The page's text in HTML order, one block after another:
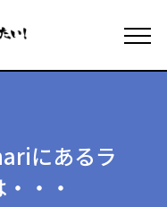
にあるラ
・・